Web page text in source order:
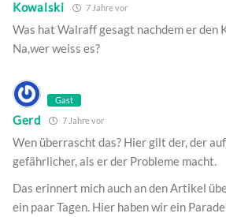
Kowalski 7 Jahre vor
Was hat Walraff gesagt nachdem er den
Na,wer weiss es?
Gast
Gerd 7 Jahre vor
Wen überrascht das? Hier gilt der, der
gefährlicher, als er der Probleme macht.
Das erinnert mich auch an den Artikel
ein paar Tagen. Hier haben wir ein